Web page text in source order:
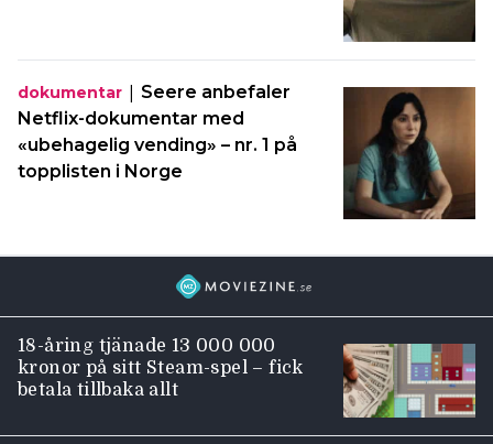
dokumentar | Seere anbefaler
Netflix-dokumentar med
«ubehagelig vending» – nr. 1 på
topplisten i Norge
18-åring tjänade 13 000 000
kronor på sitt Steam-spel – fick
betala tillbaka allt